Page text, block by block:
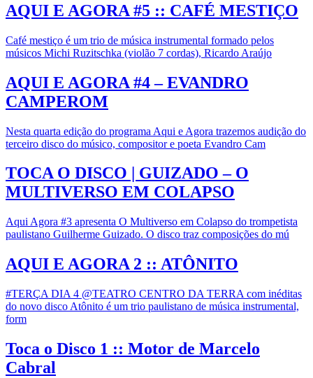
AQUI E AGORA #5 :: CAFÉ MESTIÇO
Café mestiço é um trio de música instrumental formado pelos
músicos Michi Ruzitschka (violão 7 cordas), Ricardo Araújo
AQUI E AGORA #4 – EVANDRO
CAMPEROM
Nesta quarta edição do programa Aqui e Agora trazemos audição do
terceiro disco do músico, compositor e poeta Evandro Cam
TOCA O DISCO | GUIZADO – O
MULTIVERSO EM COLAPSO
Aqui Agora #3 apresenta O Multiverso em Colapso do trompetista
paulistano Guilherme Guizado. O disco traz composições do mú
AQUI E AGORA 2 :: ATÔNITO
#TERÇA DIA 4 @TEATRO CENTRO DA TERRA com inéditas
do novo disco Atônito é um trio paulistano de música instrumental,
form
Toca o Disco 1 :: Motor de Marcelo
Cabral